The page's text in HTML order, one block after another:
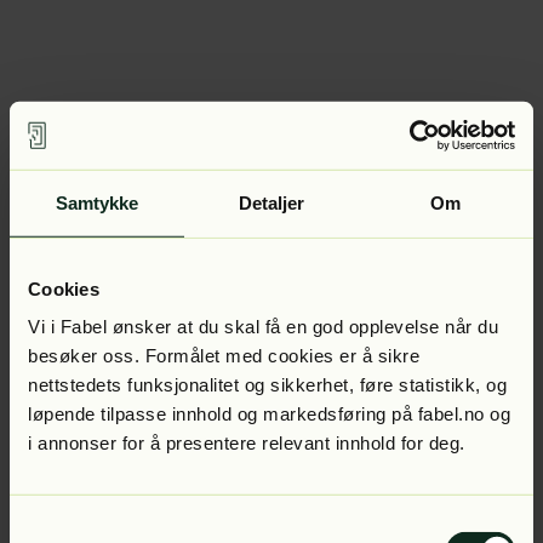
Samtykke Detaljer Om
Cookies
Vi i Fabel ønsker at du skal få en god opplevelse når du
besøker oss. Formålet med cookies er å sikre
nettstedets funksjonalitet og sikkerhet, føre statistikk, og
løpende tilpasse innhold og markedsføring på fabel.no og
i annonser for å presentere relevant innhold for deg.